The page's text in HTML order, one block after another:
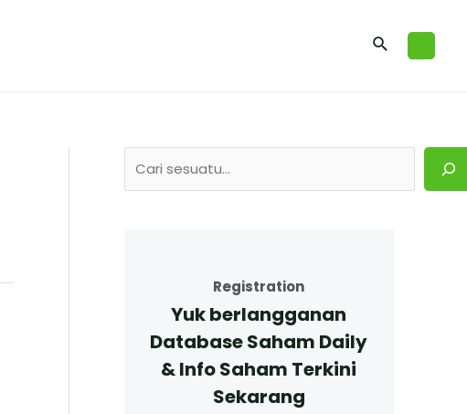
Registration
Yuk berlangganan
Database Saham Daily
& Info Saham Terkini
Sekarang